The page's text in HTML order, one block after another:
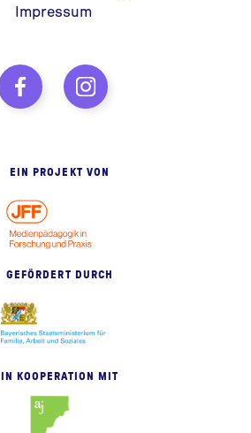
Impressum
EIN PROJEKT VON
GEFÖRDERT DURCH
IN KOOPERATION MIT